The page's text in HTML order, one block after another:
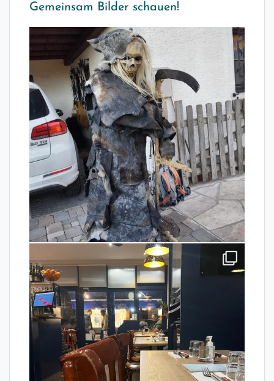
Gemeinsam Bilder schauen!